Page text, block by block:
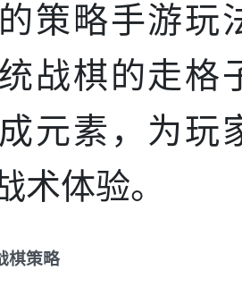
策略手游玩
战棋的走格
元素，为玩
术体验。
棋策略